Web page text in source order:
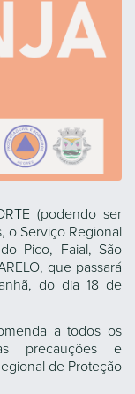
(podendo ser
o Serviço Regional
Pico, Faial, São
que passará
do dia 18 de
a todos os
precauções e
de Proteção